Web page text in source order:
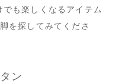
も楽しくなるアイテム
を探してみてくださ
ン